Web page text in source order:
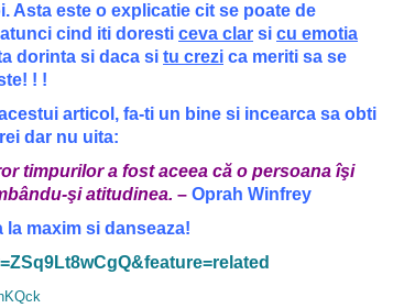
Asta este o explicatie cit se poate de
cind iti doresti ceva clar si cu emotia
dorinta si daca si tu crezi ca meriti sa se
! !
articol, fa-ti un bine si incearca sa obti
dar nu uita:
timpurilor a fost aceea că o persoana îşi
şi atitudinea. – Oprah Winfrey
maxim si danseaza!